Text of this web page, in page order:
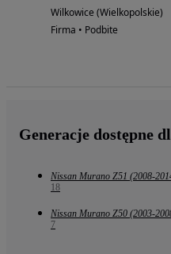
Wilkowice (Wielkopolskie)
Firma • Podbite
Generacje dostępne
Nissan Murano Z51 (2008-
18
Nissan Murano Z50 (2003-
7